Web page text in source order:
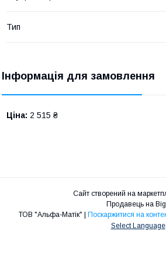
Тип
Інформація для замовлення
Ціна: 2 515 ₴
Сайт створений на
Продавець на
Поскаржитися на
Select Language